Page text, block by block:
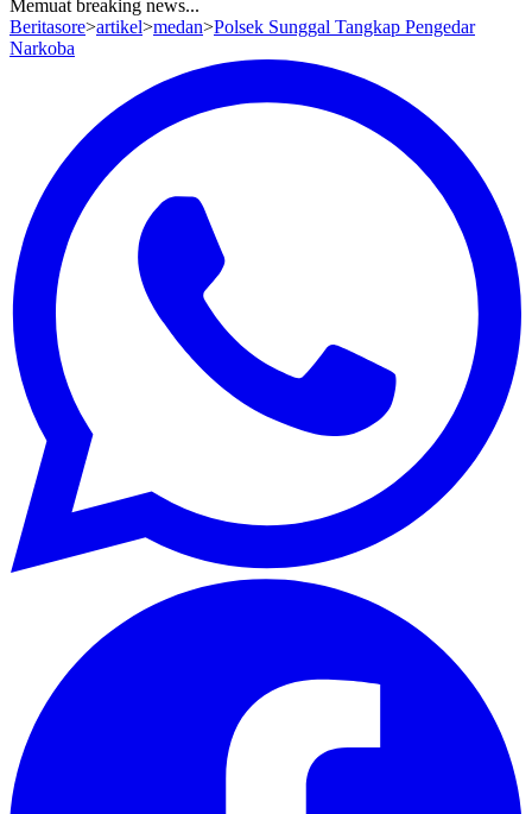
Memuat breaking news...
Beritasore>artikel>medan>Polsek Sunggal Tangkap Pengedar
Narkoba